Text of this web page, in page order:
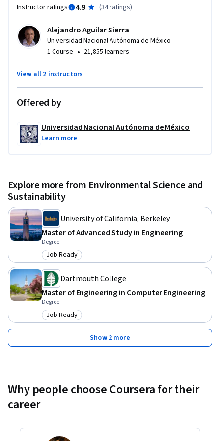
para ti.
¡Acompáñanos! Y conoce más sobre nuestro hogar el planeta
Tierra.
Instructor ratings 4.9 (34 ratings)
Alejandro Aguilar Sierra
Universidad Nacional Autónoma de México
1 Course • 21,855 learners
View all 2 instructors
Offered by
Universidad Nacional Autónoma de México
Learn more
Explore more from Environmental Science and
Sustainability
University of California, Berkeley
Master of Advanced Study in Engineering
Degree
Category: Job Ready
Job Ready
Dartmouth College
Master of Engineering in Computer Engineering
Degree
Category: Job Ready
Job Ready
Show 2 more
Why people choose Coursera for their
career